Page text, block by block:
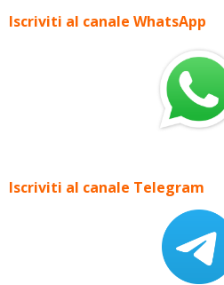
Iscriviti al canale WhatsApp
Iscriviti al canale Telegram